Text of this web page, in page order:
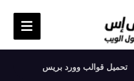
تحميل قوالب وورد بريس